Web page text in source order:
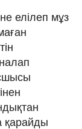
елілеп мұз
қарайды